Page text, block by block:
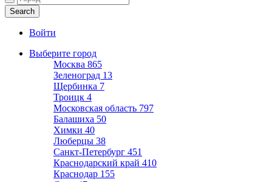
Войти
Выберите город
Москва 865
Зеленоград 13
Щербинка 7
Троицк 4
Московская область 797
Балашиха 50
Химки 40
Люберцы 38
Санкт-Петербург 451
Краснодарский край 410
Краснодар 155